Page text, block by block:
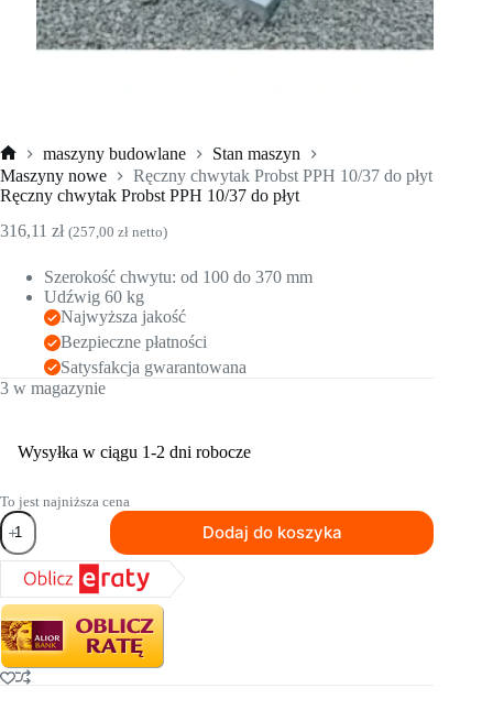
Strona
główna
maszyny budowlane
Stan maszyn
Maszyny nowe
Ręczny chwytak Probst PPH 10/37 do płyt
Ręczny chwytak Probst PPH 10/37 do płyt
316,11 zł (257,00 zł netto)
Szerokość chwytu: od 100 do 370 mm
Udźwig 60 kg
Najwyższa jakość
Bezpieczne płatności
Satysfakcja gwarantowana
3 w magazynie
Wysyłka w ciągu 1-2 dni robocze
To jest najniższa cena
ilość
Ręczny
chwytak
Probst
PPH
10/37
do
płyt
Dodaj do koszyka